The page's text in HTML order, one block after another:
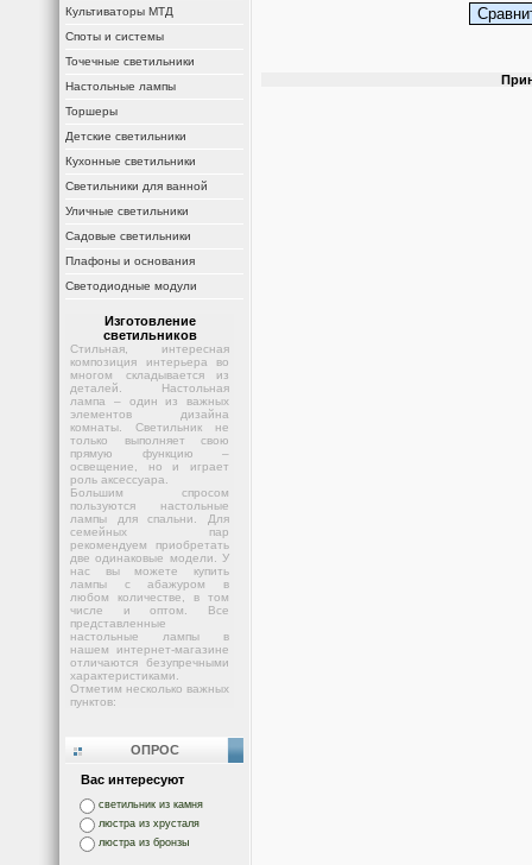
Культиваторы МТД
Споты и системы
Точечные светильники
Настольные лампы
Торшеры
Детские светильники
Кухонные светильники
Светильники для ванной
Уличные светильники
Садовые светильники
Плафоны и основания
Светодиодные модули
Изготовление
светильников
Стильная, интересная
композиция интерьера во
многом складывается из
деталей. Настольная
лампа – один из важных
элементов дизайна
комнаты. Светильник не
только выполняет свою
прямую функцию –
освещение, но и играет
роль аксессуара.
Большим спросом
пользуются настольные
лампы для спальни. Для
семейных пар
рекомендуем приобретать
две одинаковые модели. У
нас вы можете купить
лампы с абажуром в
любом количестве, в том
числе и оптом. Все
представленные
настольные лампы в
нашем интернет-магазине
отличаются безупречными
характеристиками.
Отметим несколько важных
пунктов:
ОПРОС
Вас интересуют
светильник из камня
люстра из хрусталя
люстра из бронзы